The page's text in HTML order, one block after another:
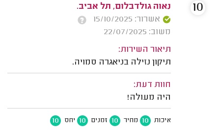
נאוה גולדבלום, תל אביב.
אשרור: 15/10/2025
משוב: 22/07/2025
תיאור השירות:
תיקון נזילה בניאגרה סמויה.
חוות דעת:
היה מעולה!
איכות 10 מחיר 10 זמנים 10 יחס 10
10